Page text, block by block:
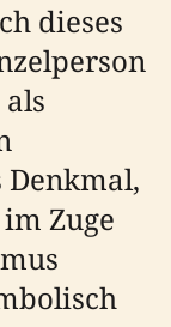
dieses
Denkmal,
Zuge